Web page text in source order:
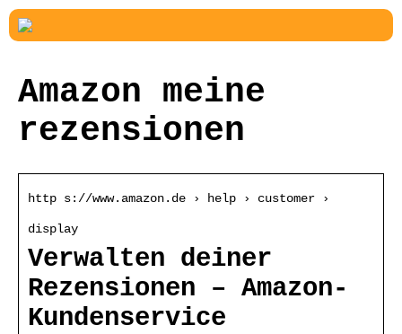
Amazon meine
rezensionen
http s://www.amazon.de › help › customer ›
display
Verwalten deiner
Rezensionen – Amazon-
Kundenservice